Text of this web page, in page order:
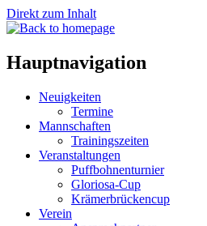
Direkt zum Inhalt
Hauptnavigation
Neuigkeiten
Termine
Mannschaften
Trainingszeiten
Veranstaltungen
Puffbohnenturnier
Gloriosa-Cup
Krämerbrückencup
Verein